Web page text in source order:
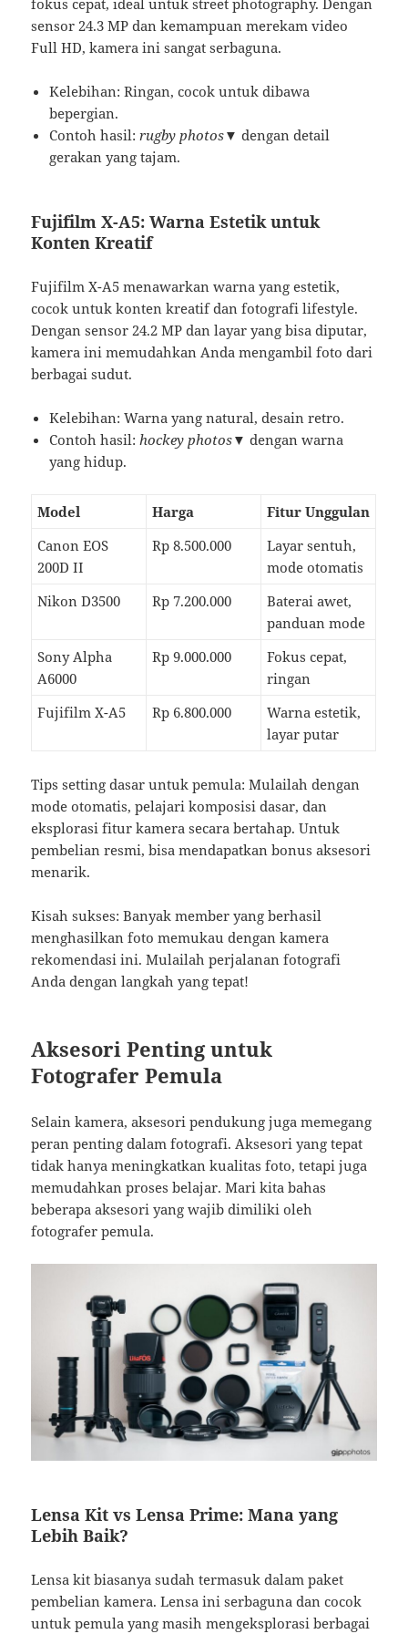
sensor 24.3 MP dan kemampuan merekam video
Full HD, kamera ini sangat serbaguna.
Kelebihan: Ringan, cocok untuk dibawa
bepergian.
Contoh hasil:rugby photos▼ dengan detail
gerakan yang tajam.
Fujifilm X-A5: Warna Estetik untuk
Konten Kreatif
Fujifilm X-A5 menawarkan warna yang estetik,
cocok untuk konten kreatif dan fotografi lifestyle.
Dengan sensor 24.2 MP dan layar yang bisa diputar,
kamera ini memudahkan Anda mengambil foto dari
berbagai sudut.
Kelebihan: Warna yang natural, desain retro.
Contoh hasil: hockey photos▼ dengan warna
yang hidup.
Model Harga
Fitur Unggulan
Canon EOS
200D II
Rp 8.500.000
Layar sentuh,
mode otomatis
Nikon D3500
Rp 7.200.000
Baterai awet,
panduan mode
Sony Alpha
A6000
Rp 9.000.000
Fokus cepat,
ringan
Fujifilm X-A5
Rp 6.800.000
Warna estetik,
layar putar
Tips setting dasar untuk pemula: Mulailah dengan
mode otomatis, pelajari komposisi dasar, dan
eksplorasi fitur kamera secara bertahap. Untuk
pembelian resmi, bisa mendapatkan bonus aksesori
menarik.
Kisah sukses: Banyak member yang berhasil
menghasilkan foto memukau dengan kamera
rekomendasi ini. Mulailah perjalanan fotografi
Anda dengan langkah yang tepat!
Aksesori Penting untuk
Fotografer Pemula
Selain kamera, aksesori pendukung juga memegang
peran penting dalam fotografi. Aksesori yang tepat
tidak hanya meningkatkan kualitas foto, tetapi juga
memudahkan proses belajar. Mari kita bahas
beberapa aksesori yang wajib dimiliki oleh
fotografer pemula.
Lensa Kit vs Lensa Prime: Mana yang
Lebih Baik?
Lensa kit biasanya sudah termasuk dalam paket
pembelian kamera. Lensa ini serbaguna dan cocok
untuk pemula yang masih mengeksplorasi berbagai